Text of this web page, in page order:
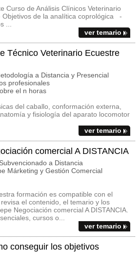
Curso de Análisis Clínicos Veterinario
de la analítica coprológica -
...
ver temario
Técnico Veterinario Ecuestre
a Distancia y Presencial
profesionales
el n horas
del caballo, conformación externa,
y fisiología del aparato locomotor
ver temario
comercial A DISTANCIA
a Distancia
Márketing y Gestión Comercial
formación es compatible con el
el contenido, el temario y los
Negociación comercial A DISTANCIA.
cursos o...
ver temario
conseguir los objetivos